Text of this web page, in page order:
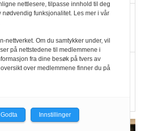
sliter
Økokundene
nettlesere, tilpasse innhold til deg
nødvendig funksjonalitet. Les mer i vår
nettverket. Om du samtykker under, vil
på nettstedene til medlemmene i
fra dine besøk på tvers av
over medlemmene finner du på
Godta Innstillinger